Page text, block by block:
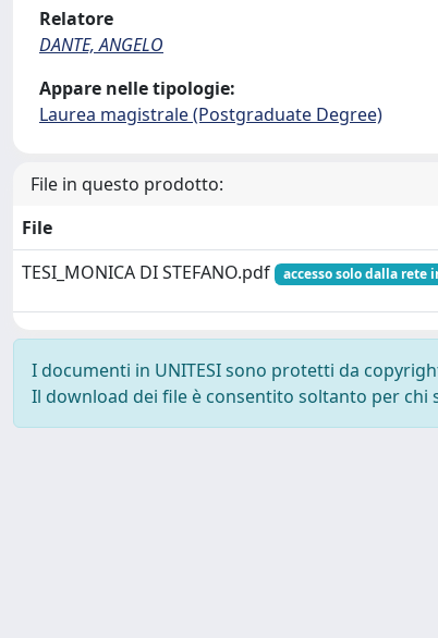
Relatore
DANTE, ANGELO
Appare nelle tipologie:
Laurea magistrale (Postgraduate Degree)
File in questo prodotto:
File
TESI_MONICA DI STEFANO.pdf
accesso solo dalla rete
I documenti in UNITESI sono protetti da
Il download dei file è consentito soltanto per chi